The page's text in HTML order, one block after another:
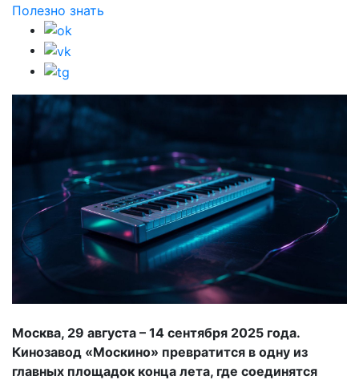
Полезно знать
Москва, 29 августа – 14 сентября 2025 года.
Кинозавод «Москино» превратится в одну из
главных площадок конца лета, где соединятся